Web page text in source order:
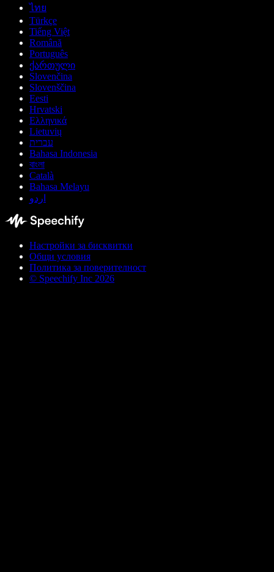
ไทย
Türkçe
Tiếng Việt
Română
Português
ქართული
Slovenčina
Slovenščina
Eesti
Hrvatski
Ελληνικά
Lietuvių
עברית
Bahasa Indonesia
বাংলা
Català
Bahasa Melayu
اردو
Настройки за бисквитки
Общи условия
Политика за поверителност
© Speechify Inc 2026